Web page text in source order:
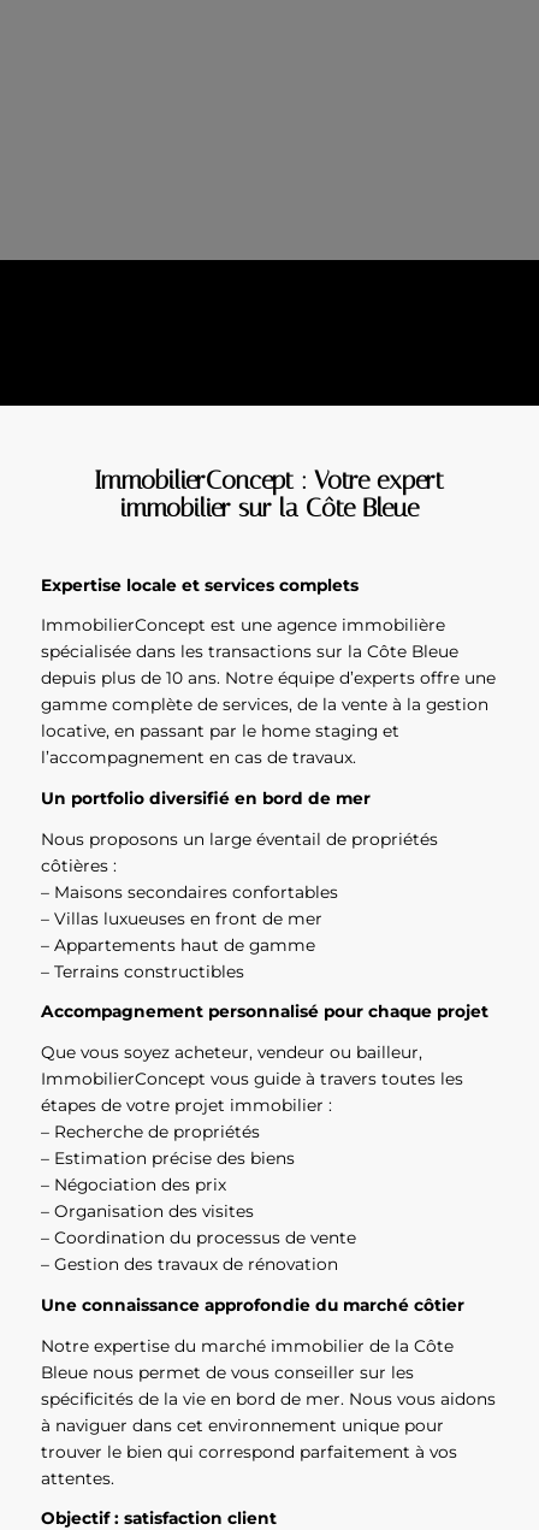
ImmobilierConcept : Votre expert
immobilier sur la Côte Bleue
Expertise locale et services complets
ImmobilierConcept est une agence immobilière
spécialisée dans les transactions sur la Côte Bleue
depuis plus de 10 ans. Notre équipe d’experts offre une
gamme complète de services, de la vente à la gestion
locative, en passant par le home staging et
l’accompagnement en cas de travaux.
Un portfolio diversifié en bord de mer
Nous proposons un large éventail de propriétés
côtières :
– Maisons secondaires confortables
– Villas luxueuses en front de mer
– Appartements haut de gamme
– Terrains constructibles
Accompagnement personnalisé pour chaque projet
Que vous soyez acheteur, vendeur ou bailleur,
ImmobilierConcept vous guide à travers toutes les
étapes de votre projet immobilier :
– Recherche de propriétés
– Estimation précise des biens
– Négociation des prix
– Organisation des visites
– Coordination du processus de vente
– Gestion des travaux de rénovation
Une connaissance approfondie du marché côtier
Notre expertise du marché immobilier de la Côte
Bleue nous permet de vous conseiller sur les
spécificités de la vie en bord de mer. Nous vous aidons
à naviguer dans cet environnement unique pour
trouver le bien qui correspond parfaitement à vos
attentes.
Objectif : satisfaction client